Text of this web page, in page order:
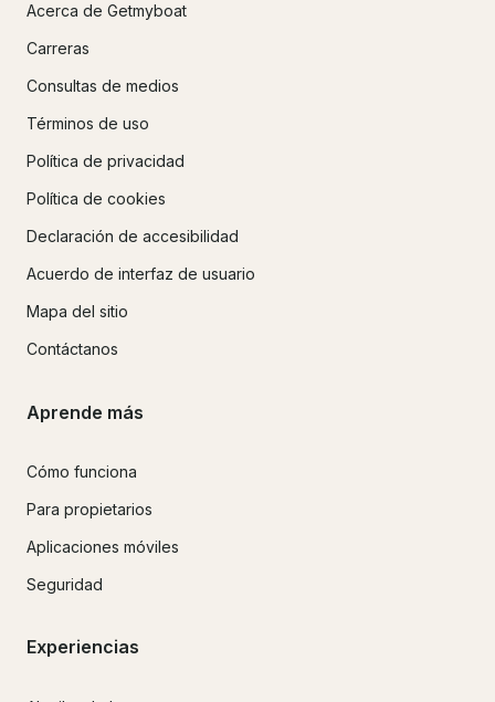
Acerca de Getmyboat
Carreras
Consultas de medios
Términos de uso
Política de privacidad
Política de cookies
Declaración de accesibilidad
Acuerdo de interfaz de usuario
Mapa del sitio
Contáctanos
Aprende más
Cómo funciona
Para propietarios
Aplicaciones móviles
Seguridad
Experiencias